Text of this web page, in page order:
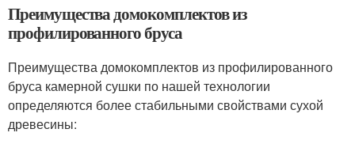
Преимущества домокомплектов из
профилированного бруса
Преимущества домокомплектов из профилированного
бруса камерной сушки по нашей технологии
определяются более стабильными свойствами сухой
древесины: